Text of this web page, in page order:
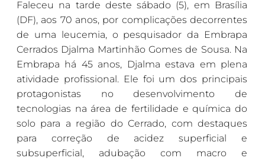
Faleceu na tarde deste sábado (5), em Brasília
(DF), aos 70 anos, por complicações decorrentes
de uma leucemia, o pesquisador da Embrapa
Cerrados Djalma Martinhão Gomes de Sousa. Na
Embrapa há 45 anos, Djalma estava em plena
atividade profissional. Ele foi um dos principais
protagonistas no desenvolvimento de
tecnologias na área de fertilidade e química do
solo para a região do Cerrado, com destaques
para correção de acidez superficial e
subsuperficial, adubação com macro e